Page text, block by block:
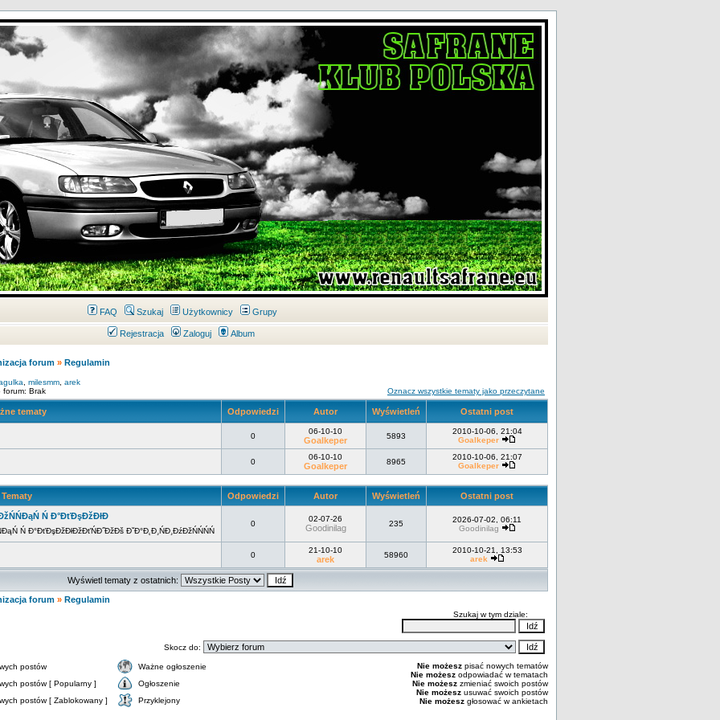
FAQ Szukaj Użytkownicy Grupy
Rejestracja Zaloguj Album
forum » Regulamin
milesmm arek
forum: Brak
Oznacz wszystkie tematy jako przeczytane
tematy Odpowiedzi Autor Wyświetleń Ostatni post
0
06-10-10
Goalkeper 5893
2010-10-06, 21:04
Goalkeper
0
06-10-10
Goalkeper 8965
2010-10-06, 21:07
Goalkeper
Tematy Odpowiedzi Autor Wyświetleń Ostatni post
Ń Đ°ĐťĐşĐžĐłĐ
Ń Đ°ĐťĐşĐžĐłĐžĐťŃĐ˝ĐžĐš ĐˇĐ°Đ˛Đ¸ŃĐ¸ĐźĐžŃŃŃŃ
0
02-07-26
Goodinilag 235
2026-07-02, 06:11
Goodinilag
0
21-10-10
arek 58960
2010-10-21, 13:53
arek
Wyświetl tematy z ostatnich:
forum » Regulamin
Szukaj w tym dziale:
Skocz do:
postów
Ważne ogłoszenie
postów [ Popularny ]
Ogłoszenie
postów [ Zablokowany ]
Przyklejony
Nie możesz pisać nowych tematów
Nie możesz odpowiadać w tematach
Nie możesz zmieniać swoich postów
Nie możesz usuwać swoich postów
Nie możesz głosować w ankietach